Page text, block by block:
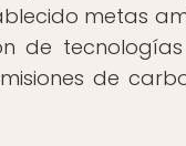
metas
de
de